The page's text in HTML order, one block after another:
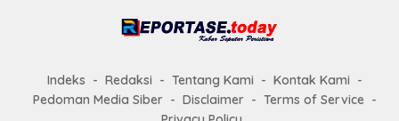
Indeks Redaksi Tentang Kami
Kontak Kami
Pedoman Media Siber
Disclaimer
Terms of Service